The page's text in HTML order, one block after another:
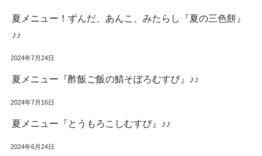
夏メニュー！ずんだ、あんこ、みたらし『夏の三色餅』
♪♪
2024年7月24日
夏メニュー『酢飯ご飯の鯖そぼろむすび』♪♪
2024年7月16日
夏メニュー『とうもろこしむすび』♪♪
2024年6月24日